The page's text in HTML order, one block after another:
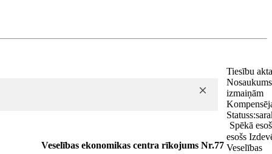
Veselības ekonomikas centra rīkojums Nr.77
Tiesību
izmaiņām
Statuss:
Spēkā
esošs
Veselības